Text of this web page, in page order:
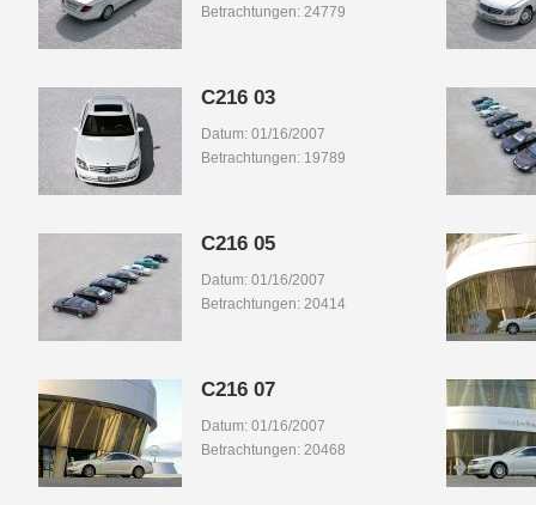
Betrachtungen: 24779
C216 03
Datum: 01/16/2007
Betrachtungen: 19789
C216 05
Datum: 01/16/2007
Betrachtungen: 20414
C216 07
Datum: 01/16/2007
Betrachtungen: 20468